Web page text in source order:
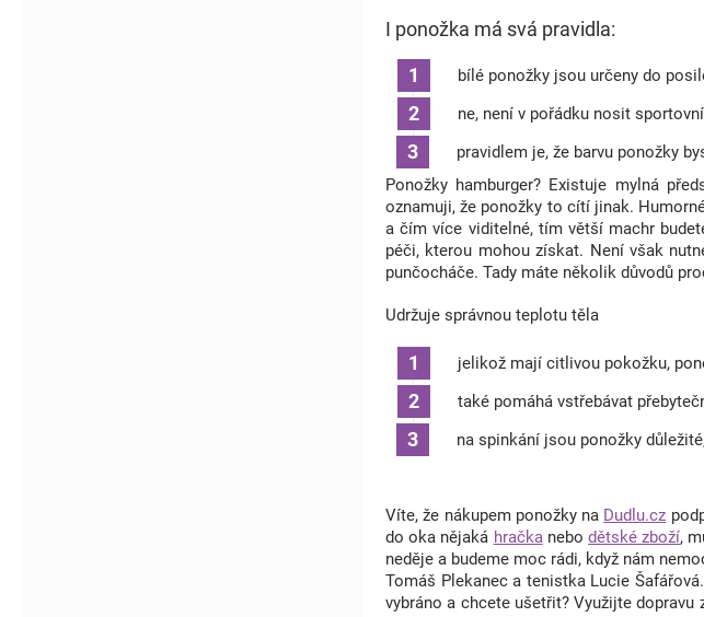
I ponožka má svá pravidla:
bílé ponožky jsou určeny do
ne, není v pořádku nosit
pravidlem je, že barvu ponožky
Ponožky hamburger? Existuje mylná
oznamuji, že ponožky to cítí jinak.
a čím více viditelné, tím větší machr
péči, kterou mohou získat. Není však
punčocháče. Tady máte několik důvodů
Udržuje správnou teplotu těla
jelikož mají citlivou pokožku,
také pomáhá vstřebávat
na spinkání jsou ponožky
Víte, že nákupem ponožky na Dudlu.cz
do oka nějaká hračka nebodětské zboží,
neděje a budeme moc rádi, když nám
Tomáš Plekanec a tenistka Lucie
vybráno a chcete ušetřit? Využijte